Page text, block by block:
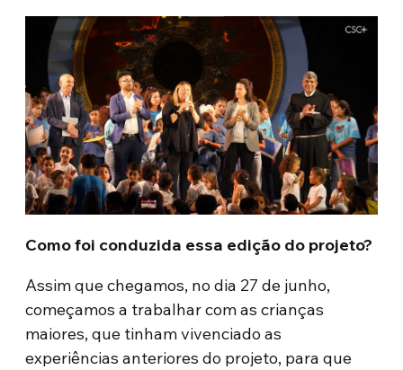
Como foi conduzida essa edição do projeto?
Assim que chegamos, no dia 27 de junho,
começamos a trabalhar com as crianças
maiores, que tinham vivenciado as
experiências anteriores do projeto, para que